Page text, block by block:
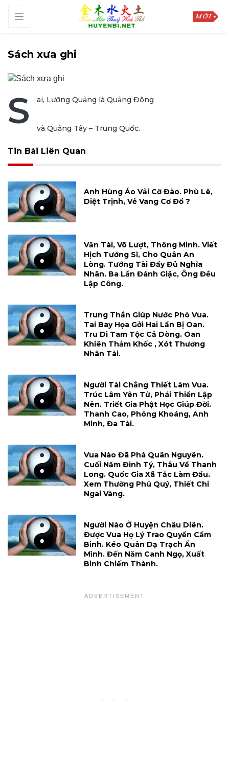
Sách xưa ghi
S ai, Lưỡng Quảng là Quảng Đông
và Quảng Tây – Trung Quốc.
Tin Bài Liên Quan
Anh Hùng Áo Vải Cờ Đào. Phù Lê,
Diệt Trịnh, Vẻ Vang Cơ Đồ ?
Văn Tài, Võ Lượt, Thông Minh. Viết
Hịch Tướng Sĩ, Cho Quân An
Lòng. Tướng Tài Đầy Đủ Nghĩa
Nhân. Ba Lần Đánh Giặc, Ông Đều
Lập Công.
Trung Thần Giúp Nước Phò Vua.
Tai Bay Họa Gởi Hai Lần Bị Oan.
Tru Di Tam Tộc Cả Dòng. Oan
Khiên Thảm Khốc , Xót Thương
Nhân Tài.
Người Tài Chẳng Thiết Làm Vua.
Trúc Lâm Yên Tử, Phái Thiền Lập
Nên. Triết Gia Phật Học Giúp Đời.
Thanh Cao, Phóng Khoáng, Anh
Minh, Đa Tài.
Vua Nào Đã Phá Quân Nguyên.
Cuối Năm Đinh Tý, Thâu Về Thanh
Long. Quốc Gia Xã Tắc Làm Đầu.
Xem Thường Phú Quý, Thiết Chi
Ngai Vàng.
Người Nào Ở Huyện Châu Diên.
Được Vua Họ Lý Trao Quyền Cầm
Binh. Kéo Quân Dạ Trạch Ẩn
Mình. Đến Năm Canh Ngọ, Xuất
Binh Chiếm Thành.